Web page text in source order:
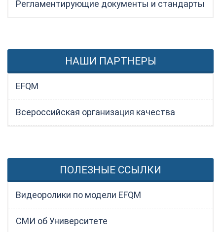
Регламентирующие документы и стандарты
НАШИ ПАРТНЕРЫ
EFQM
Всероссийская организация качества
ПОЛЕЗНЫЕ ССЫЛКИ
Видеоролики по модели EFQM
СМИ об Университете